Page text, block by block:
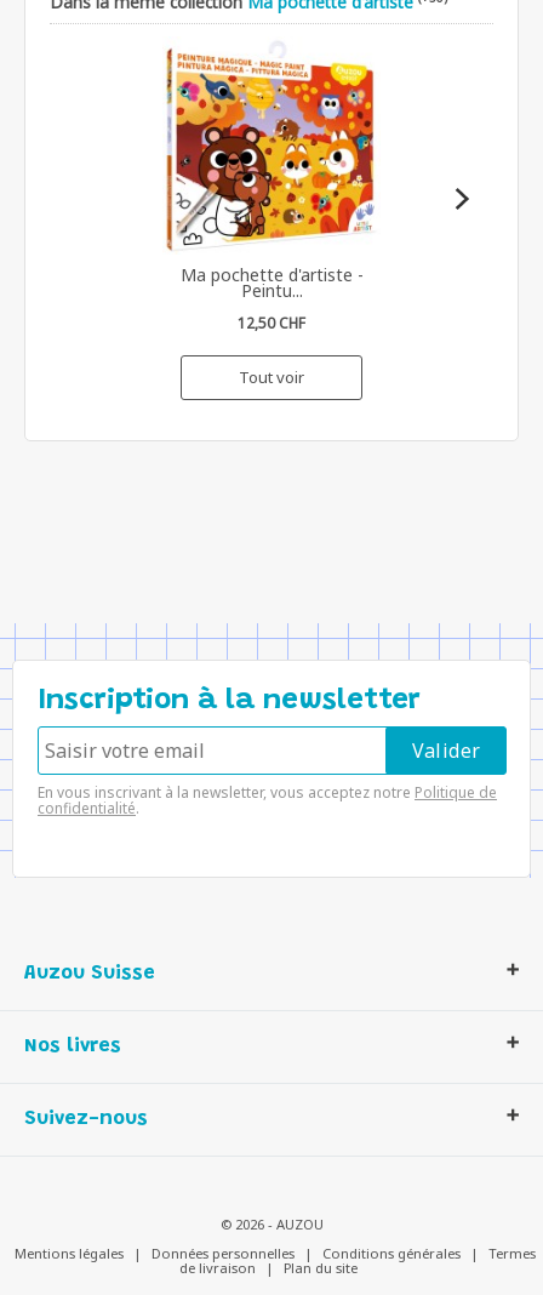
Ma pochette d'artiste -
Peintu...
12,50 CHF
Tout voir
Inscription à la newsletter
En vous inscrivant à la newsletter, vous acceptez notre Politique de
confidentialité.
Auzou Suisse
Notre histoire
Contactez-nous
Nos livres
Livres enfants
Suivez-nous
© 2026 - AUZOU
Mentions légales
| Données personnelles | Conditions générales |
Termes
de livraison
| Plan du site